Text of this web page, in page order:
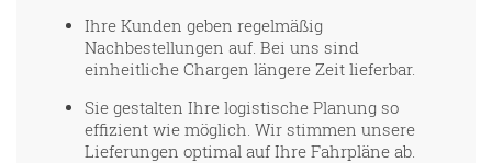
Ihre Kunden geben regelmäßig
Nachbestellungen auf. Bei uns sind
einheitliche Chargen längere Zeit lieferbar.
Sie gestalten Ihre logistische Planung so
effizient wie möglich. Wir stimmen unsere
Lieferungen optimal auf Ihre Fahrpläne ab.